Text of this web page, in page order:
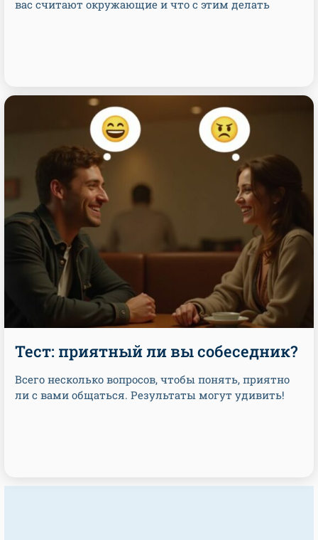
вас считают окружающие и что с этим делать
Тест: приятный ли вы собеседник?
Всего несколько вопросов, чтобы понять, приятно
ли с вами общаться. Результаты могут удивить!